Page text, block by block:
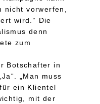
nicht vorwerfen,
wird.“ Die
denn
zum
Botschafter in
„Man muss
ein Klientel
mit der